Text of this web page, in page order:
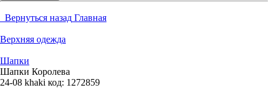
Вернуться назад Главная
Верхняя одежда
Шапки
Шапки Королева
24-08 khaki код: 1272859